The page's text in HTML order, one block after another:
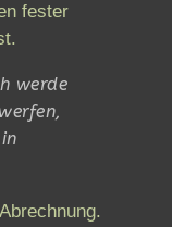
fester
werde